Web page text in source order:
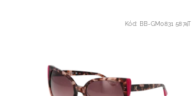
Kód: BB-GM0831 5874T